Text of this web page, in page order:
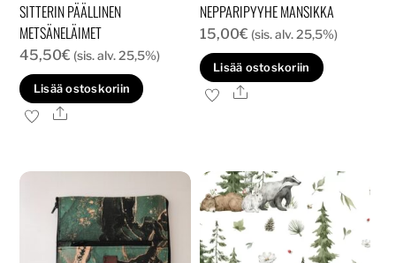
SITTERIN PÄÄLLINEN
METSÄNELÄIMET
45,50€ (sis. alv. 25,5%)
Lisää ostoskoriin
Ale
NEPPARIPYYHE MANSIKKA
15,00€ (sis. alv. 25,5%)
Lisää ostoskoriin
Ale